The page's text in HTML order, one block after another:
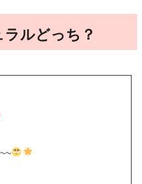
ルどっち？